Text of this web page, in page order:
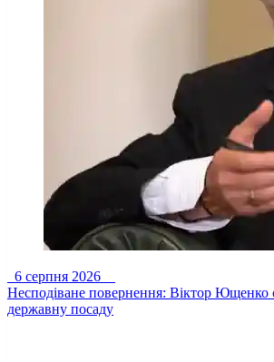
6 серпня 2026
Несподіване повернення: Віктор Ющенко
державну посаду